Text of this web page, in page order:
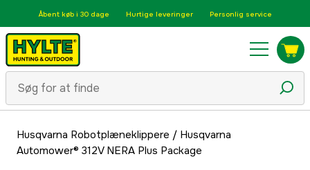
Åbent køb i 30 dage Hurtige leveringer Personlig service
Husqvarna Robotplæneklippere / Husqvarna
Automower® 312V NERA Plus Package